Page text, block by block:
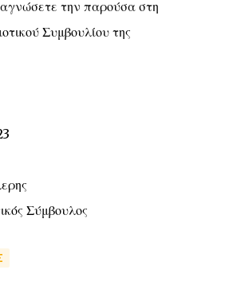
την παρούσα στη
Συμβουλίου της
Σύμβουλος